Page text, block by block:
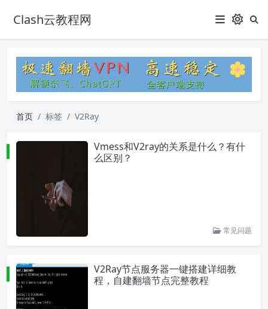
Clash云教程网
首页 标签 V2Ray
Vmess和V2ray的关系是什么？有什
么区别？
常见问题
V2Ray节点服务器一键搭建详细教
程，自建翻墙节点完整教程